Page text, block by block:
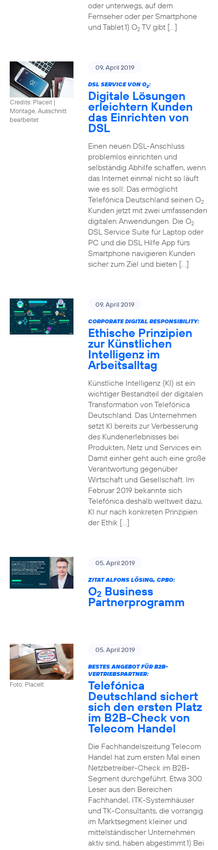
oder unterwegs, auf dem
Fernseher oder per Smartphone
und Tablet.1) O2TV gibt […]
Credits: Placeit |
Montage, Ausschnitt
bearbeitet
09. April 2019
DSL SERVICE VON O2:
Digitale Lösungen
erleichtern Kunden
das Einrichten von
DSL
Einen neuen DSL-Anschluss
problemlos einrichten und
selbständig Abhilfe schaffen, wenn
das Internet einmal nicht so läuft
wie es soll: Das ermöglicht
Telefónica Deutschland seinen O2
Kunden jetzt mit zwei umfassenden
digitalen Anwendungen. Die O2
DSL Service Suite für Laptop oder
PC und die DSL Hilfe App fürs
Smartphone navigieren Kunden
sicher zum Ziel und bieten […]
09. April 2019
CORPORATE DIGITAL RESPONSIBILITY:
Ethische Prinzipien
zur Künstlichen
Intelligenz im
Arbeitsalltag
Künstliche Intelligenz (KI) ist ein
wichtiger Bestandteil der digitalen
Transformation von Telefónica
Deutschland. Das Unternehmen
setzt KI bereits zur Verbesserung
des Kundenerlebnisses bei
Produkten, Netz und Services ein.
Damit einher geht auch eine große
Verantwortung gegenüber
Wirtschaft und Gesellschaft. Im
Februar 2019 bekannte sich
Telefónica deshalb weltweit dazu,
KI nur nach konkreten Prinzipien
der Ethik […]
05. April 2019
ZITAT ALFONS LÖSING, CPBO:
O2 Business
Partnerprogramm
Foto: PlaceIt
05. April 2019
BESTES ANGEBOT FÜR B2B-
VERTRIEBSPARTNER:
Telefónica
Deutschland sichert
sich den ersten Platz
im B2B-Check von
Telecom Handel
Die Fachhandelszeitung Telecom
Handel hat zum ersten Mal einen
Netzbetreiber-Check im B2B-
Segment durchgeführt. Etwa 300
Leser aus den Bereichen
Fachhandel, ITK-Systemhäuser
und TK-Consultants, die vorrangig
im Marktsegment kleiner und
mittelständischer Unternehmen
aktiv sind, haben abgestimmt.1) Bei